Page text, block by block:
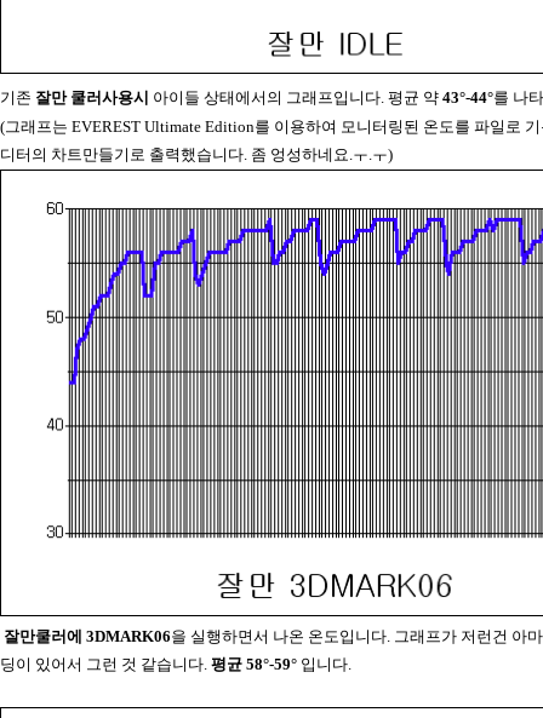
기존 잘만 쿨러사용시 아이들 상태에서의 그래프입니다. 평균 약 43°-44°를 나
(그래프는 EVEREST Ultimate Edition를 이용하여 모니터링된 온도를 파일로
디터의 차트만들기로 출력했습니다. 좀 엉성하네요.ㅜ.ㅜ)
잘만쿨러에 3DMARK06을 실행하면서 나온 온도입니다. 그래프가 저런건 아
딩이 있어서 그런 것 같습니다. 평균 58°-59° 입니다.